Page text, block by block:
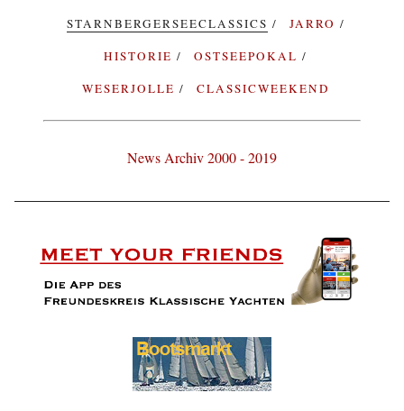
STARNBERGERSEECLASSICS
JARRO
HISTORIE
OSTSEEPOKAL
WESERJOLLE
CLASSICWEEKEND
News Archiv 2000 - 2019